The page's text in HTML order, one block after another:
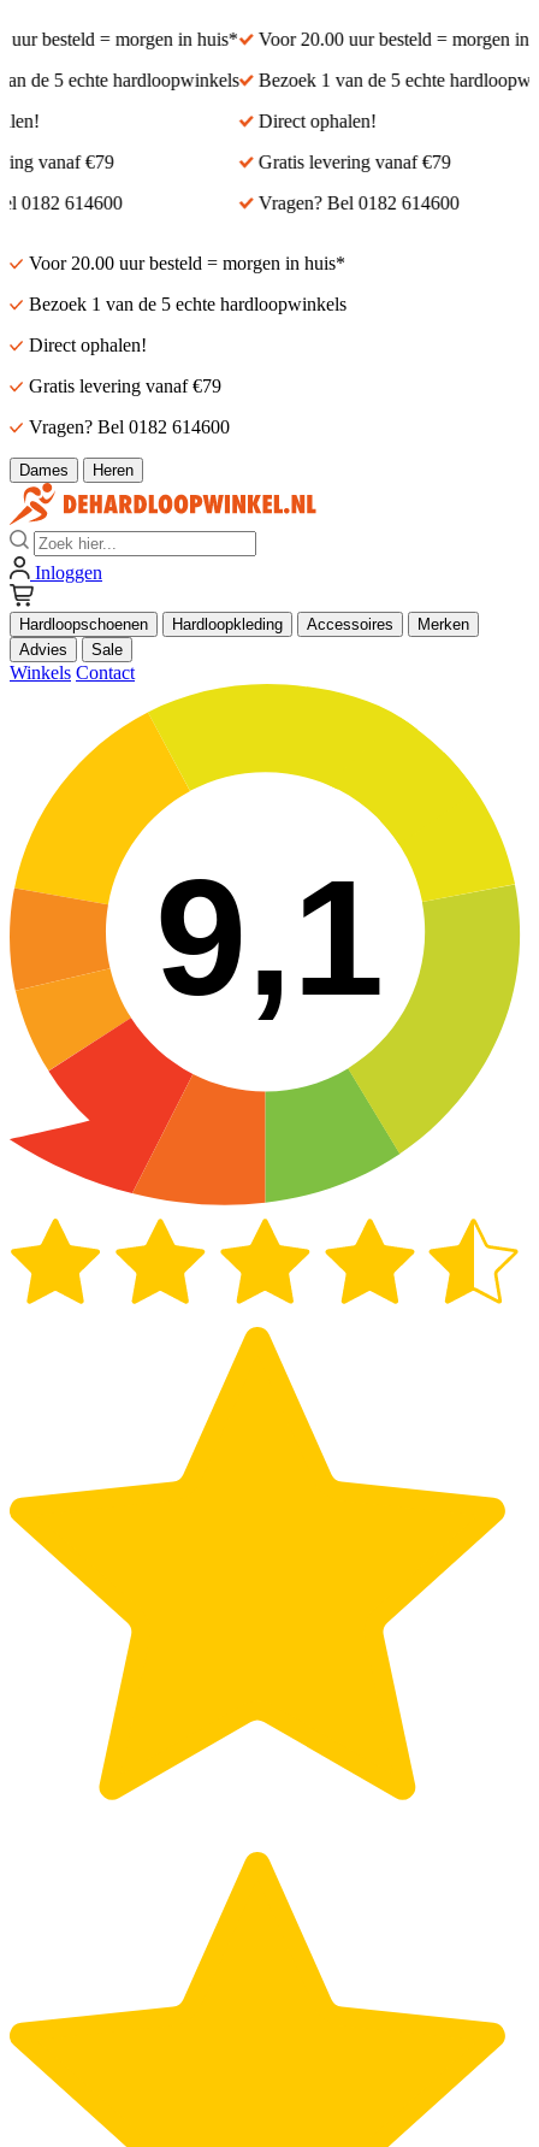
besteld = morgen in huis*
de 5 echte hardloopwinkels
vanaf €79
614600
Voor 20.00 uur besteld = morgen in
Bezoek 1 van de 5 echte
Direct ophalen!
Gratis levering vanaf €79
Vragen? Bel 0182 614600
Voor 20.00 uur besteld = morgen in huis*
Bezoek 1 van de 5 echte hardloopwinkels
Direct ophalen!
Gratis levering vanaf €79
Vragen? Bel 0182 614600
Dames Heren
Zoek
Inloggen
Hardloopschoenen Hardloopkleding Accessoires
Merken
Advies
Sale
Winkels Contact
9,1